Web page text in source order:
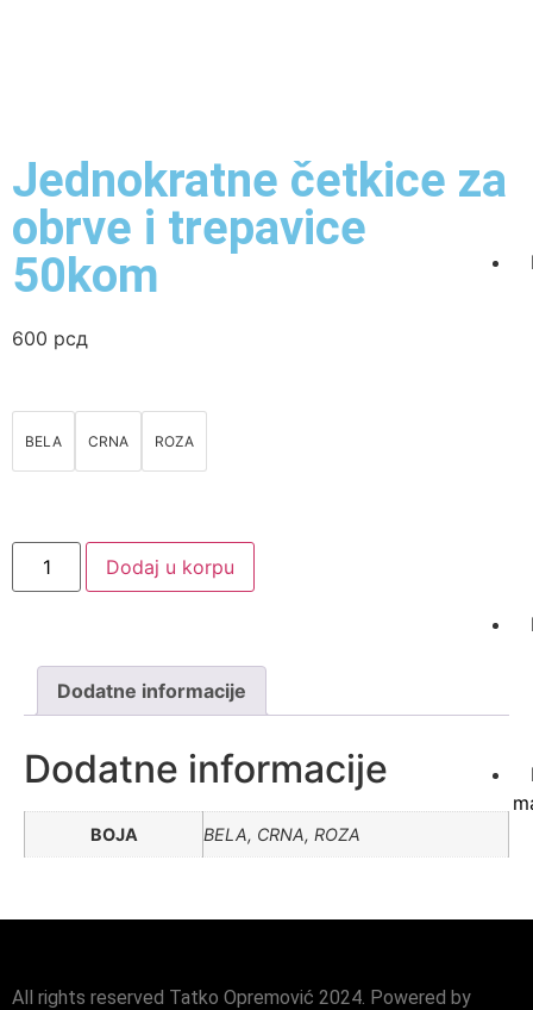
Jednokratne četkice za
obrve i trepavice
50kom
600 рсд
BELA CRNA ROZA
Dodaj u korpu
Dodatne informacije
Dodatne informacije
BOJA BELA, CRNA, ROZA
All rights reserved Tatko Opremović 2024. Powered by